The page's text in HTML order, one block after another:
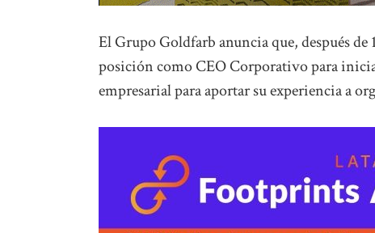
El Grupo Goldfarb anuncia que, después
posición como CEO Corporativo para
empresarial para aportar su experiencia a